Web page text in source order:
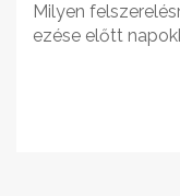
Milyen
ezése előtt